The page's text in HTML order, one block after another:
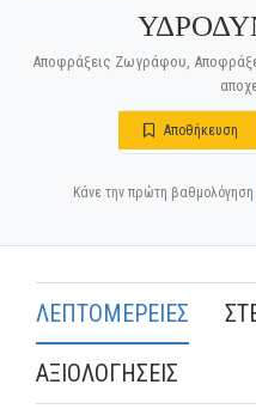
Αποφράξεις Ζωγράφου,
Αποθήκευση
Κάνε την πρώτη βαθμολόγηση
ΛΕΠΤΟΜΕΡΕΙΕΣ
ΑΞΙΟΛΟΓΗΣΕΙΣ